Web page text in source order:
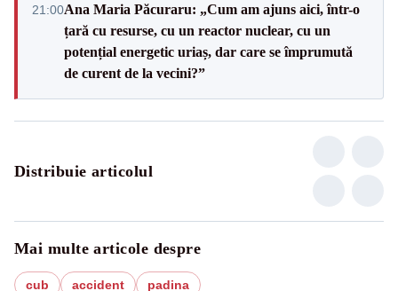
21:00Ana Maria Păcuraru: „Cum am ajuns aici, într-o
țară cu resurse, cu un reactor nuclear, cu un
potențial energetic uriaș, dar care se împrumută
de curent de la vecini?”
Distribuie articolul
Mai multe articole despre
cub accident padina